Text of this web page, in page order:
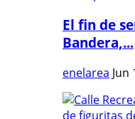
El fin de
Bandera,...
enelarea Jun